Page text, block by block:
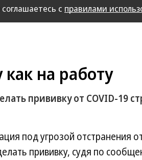
с правилами
на работу
прививку от COVID-19
под угрозой отстранения
прививку, судя по